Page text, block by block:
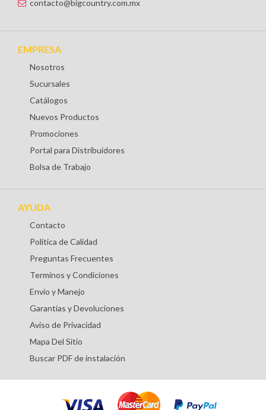
contacto@bigcountry.com.mx
EMPRESA
Nosotros
Sucursales
Catálogos
Nuevos Productos
Promociones
Portal para Distribuidores
Bolsa de Trabajo
AYUDA
Contacto
Política de Calidad
Preguntas Frecuentes
Terminos y Condiciones
Envio y Manejo
Garantías y Devoluciones
Aviso de Privacidad
Mapa Del Sitio
Buscar PDF de instalación